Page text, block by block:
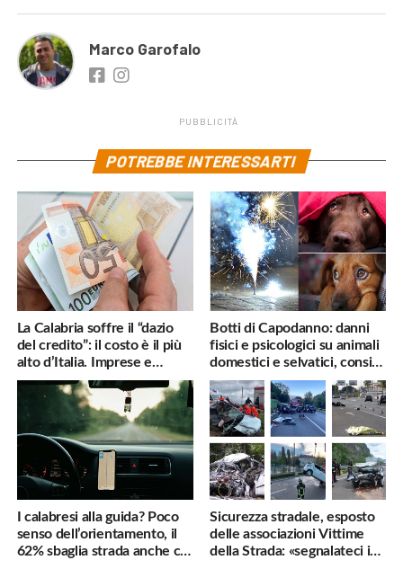
Marco Garofalo
PUBBLICITÀ
POTREBBE INTERESSARTI
La Calabria soffre il “dazio
del credito”: il costo è il più
alto d’Italia. Imprese e
famiglie penalizzate
Botti di Capodanno: danni
fisici e psicologici su animali
domestici e selvatici, consigli
utili
I calabresi alla guida? Poco
senso dell’orientamento, il
62% sbaglia strada anche col
Sicurezza stradale, esposto
delle associazioni Vittime
della Strada: «segnalateci i